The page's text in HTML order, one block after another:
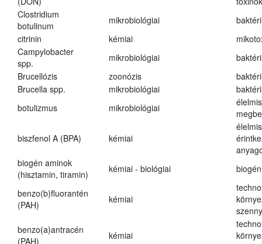
Clostridium
botulinum
mikrobiológiai
citrinin
kémiai
Campylobacter
spp.
mikrobiológiai
Brucellózis
zoonózis
Brucella spp.
mikrobiológiai
botulizmus
mikrobiológiai
biszfenol A (BPA) kémiai
biogén aminok
(hisztamin, tiramin)
kémiai - biológiai
benzo(b)fluorantén
(PAH)
kémiai
benzo(a)antracén
(PAH)
kémiai